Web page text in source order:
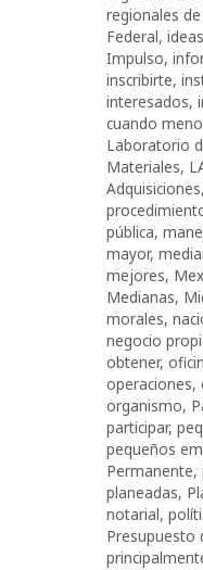
regionales
Federal, ideas
Impulso,
inscribirte,
interesados,
cuando
Laboratorio
Materiales,
Adquisiciones,
pública,
mayor,
mejores,
Medianas,
morales,
negocio
obtener,
operaciones,
organismo,
participar,
pequeños
Permanente,
planeadas,
notarial,
Presupuesto